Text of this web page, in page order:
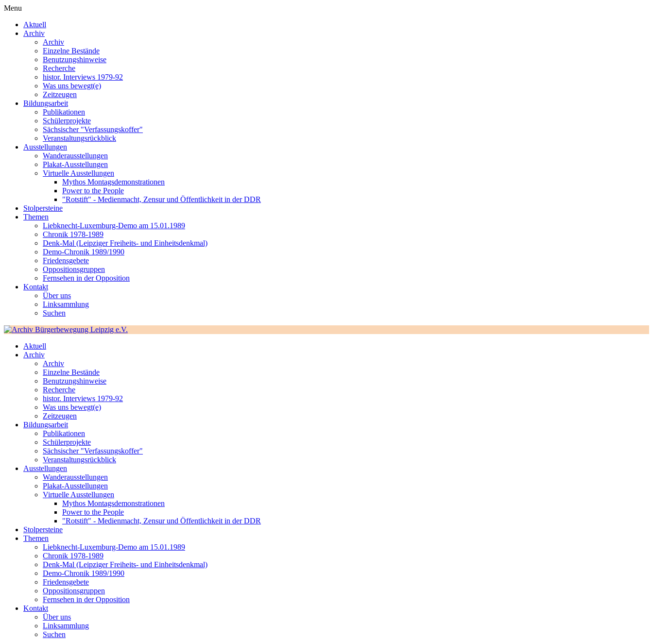
Menu
Aktuell
Archiv
Archiv
Einzelne Bestände
Benutzungshinweise
Recherche
histor. Interviews 1979-92
Was uns bewegt(e)
Zeitzeugen
Bildungsarbeit
Publikationen
Schülerprojekte
Sächsischer "Verfassungskoffer"
Veranstaltungsrückblick
Ausstellungen
Wanderausstellungen
Plakat-Ausstellungen
Virtuelle Ausstellungen
Mythos Montagsdemonstrationen
Power to the People
"Rotstift" - Medienmacht, Zensur und Öffentlichkeit in der DDR
Stolpersteine
Themen
Liebknecht-Luxemburg-Demo am 15.01.1989
Chronik 1978-1989
Denk-Mal (Leipziger Freiheits- und Einheitsdenkmal)
Demo-Chronik 1989/1990
Friedensgebete
Oppositionsgruppen
Fernsehen in der Opposition
Kontakt
Über uns
Linksammlung
Suchen
Aktuell
Archiv
Archiv
Einzelne Bestände
Benutzungshinweise
Recherche
histor. Interviews 1979-92
Was uns bewegt(e)
Zeitzeugen
Bildungsarbeit
Publikationen
Schülerprojekte
Sächsischer "Verfassungskoffer"
Veranstaltungsrückblick
Ausstellungen
Wanderausstellungen
Plakat-Ausstellungen
Virtuelle Ausstellungen
Mythos Montagsdemonstrationen
Power to the People
"Rotstift" - Medienmacht, Zensur und Öffentlichkeit in der DDR
Stolpersteine
Themen
Liebknecht-Luxemburg-Demo am 15.01.1989
Chronik 1978-1989
Denk-Mal (Leipziger Freiheits- und Einheitsdenkmal)
Demo-Chronik 1989/1990
Friedensgebete
Oppositionsgruppen
Fernsehen in der Opposition
Kontakt
Über uns
Linksammlung
Suchen